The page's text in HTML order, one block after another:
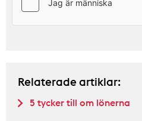
Relaterade artiklar:
5 tycker till om lönerna